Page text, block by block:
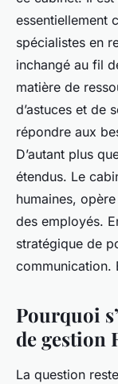
essentiellement
spécialistes en
inchangé au fil
matière de
d’astuces et de
répondre aux
D’autant plus
étendus. Le
humaines,
des employés.
stratégique de
communication.
Pourquoi
de gestion
La question